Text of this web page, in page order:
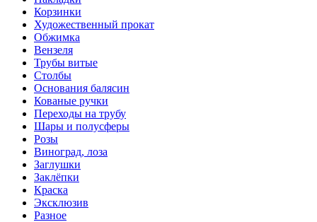
Корзинки
Художественный прокат
Обжимка
Вензеля
Трубы витые
Столбы
Основания балясин
Кованые ручки
Переходы на трубу
Шары и полусферы
Розы
Виноград, лоза
Заглушки
Заклёпки
Краска
Эксклюзив
Разное